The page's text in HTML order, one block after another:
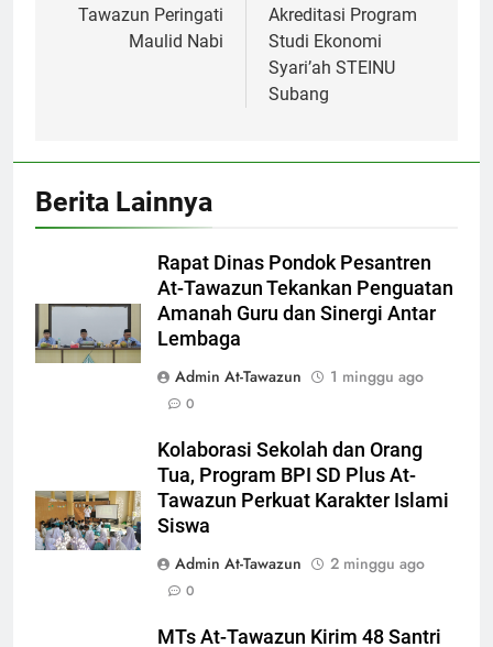
Tawazun Peringati
Maulid Nabi
Akreditasi Program
Studi Ekonomi
Syari’ah STEINU
Subang
Berita Lainnya
Rapat Dinas Pondok Pesantren
At-Tawazun Tekankan Penguatan
Amanah Guru dan Sinergi Antar
Lembaga
Admin At-Tawazun
1 minggu ago
0
Kolaborasi Sekolah dan Orang
Tua, Program BPI SD Plus At-
Tawazun Perkuat Karakter Islami
Siswa
Admin At-Tawazun
2 minggu ago
0
MTs At-Tawazun Kirim 48 Santri